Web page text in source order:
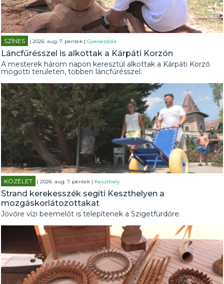
SZÍNES | 2026. aug. 7. péntek |Gyenesdiás
Láncfűrésszel is alkottak a Kárpáti Korzón
A mesterek három napon keresztül alkottak a Kárpáti Korzó
mögötti területen, többen láncfűrésszel.
KÖZÉLET | 2026. aug. 7. péntek | Keszthely
Strand kerekesszék segíti Keszthelyen a
mozgáskorlátozottakat
Jövőre vízi beemelőt is telepítenek a Szigetfürdőre.